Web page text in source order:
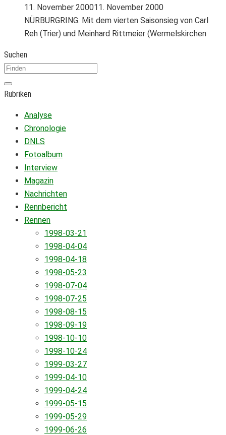
11. November 200011. November 2000
NÜRBURGRING. Mit dem vierten Saisonsieg von Carl
Reh (Trier) und Meinhard Rittmeier (Wermelskirchen
Suchen
Rubriken
Analyse
Chronologie
DNLS
Fotoalbum
Interview
Magazin
Nachrichten
Rennbericht
Rennen
1998-03-21
1998-04-04
1998-04-18
1998-05-23
1998-07-04
1998-07-25
1998-08-15
1998-09-19
1998-10-10
1998-10-24
1999-03-27
1999-04-10
1999-04-24
1999-05-15
1999-05-29
1999-06-26